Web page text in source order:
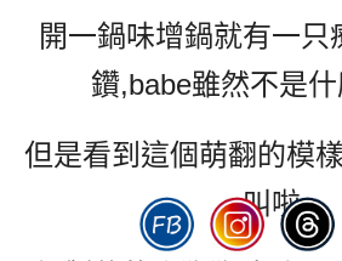
開一鍋味增鍋就有一只
鑽,babe雖然不是
但是看到這個萌翻的模
叫啦